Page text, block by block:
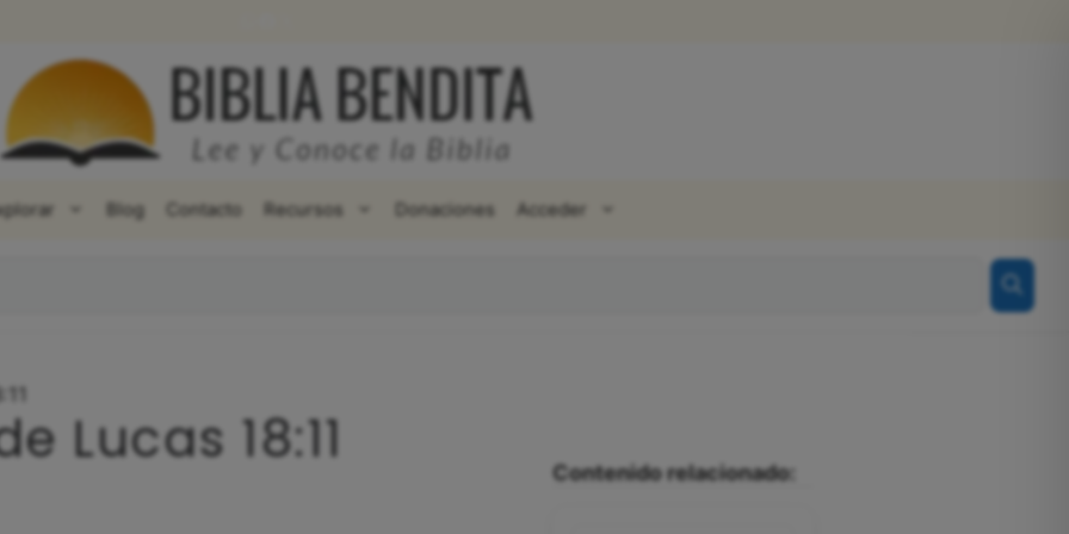
Blog Contacto Recursos Donaciones Acceder
Lucas 18:11 Contenido relacionado: